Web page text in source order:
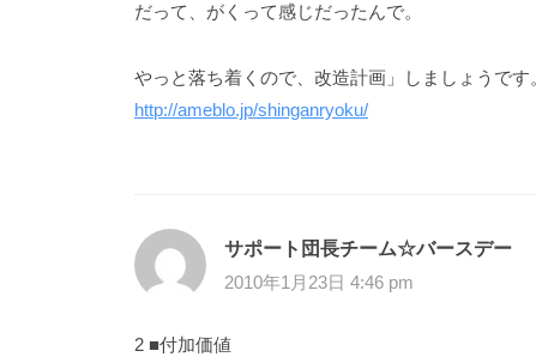
だって、がくって感じだったんで。
やっと落ち着くので、改造計画」しましょうです
http://ameblo.jp/shinganryoku/
サポート団長チーム☆バースデー
2010年1月23日 4:46 pm
2 ■付加価値